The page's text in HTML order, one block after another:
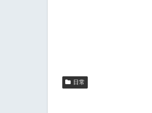
日常